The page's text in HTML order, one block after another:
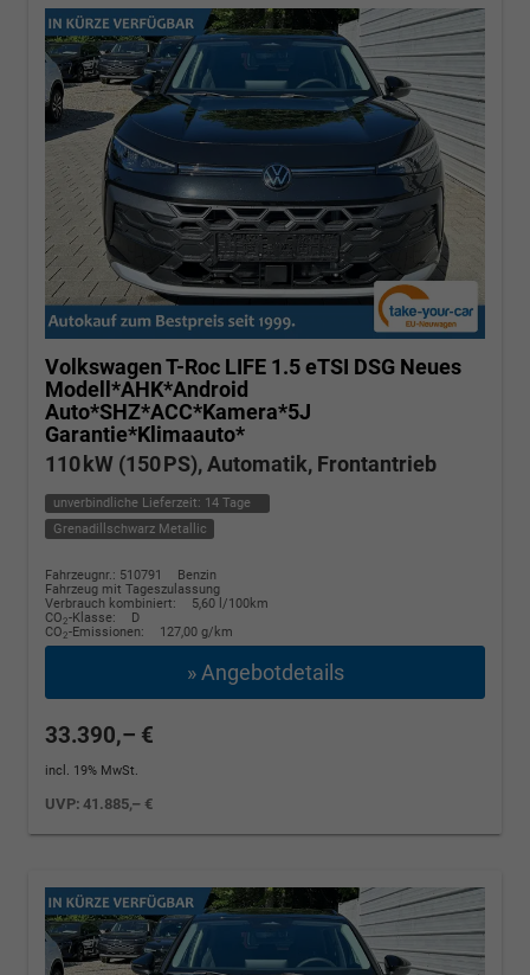
Volkswagen T-Roc LIFE 1.5 eTSI DSG Neues
Modell*AHK*Android
Auto*SHZ*ACC*Kamera*5J
Garantie*Klimaauto*
110 kW (150 PS), Automatik, Frontantrieb
unverbindliche Lieferzeit: 14 Tage
Grenadillschwarz Metallic
Fahrzeugnr.: 510791
Benzin
Fahrzeug mit Tageszulassung
Verbrauch kombiniert:
5,60 l/100km
CO2-Klasse:
D
CO2-Emissionen: 127,00 g/km
» Angebotdetails
33.390,– €
incl. 19% MwSt.
UVP:41.885,– €